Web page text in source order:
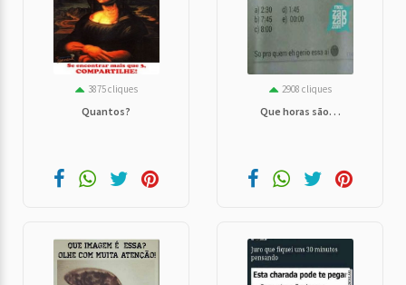
3875 cliques
Quantos?
2908 cliques
Que horas são. . .